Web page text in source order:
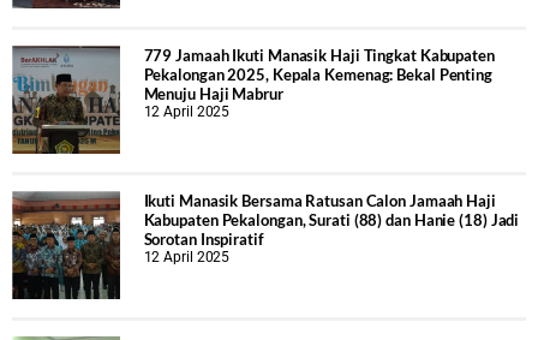
779 Jamaah Ikuti Manasik Haji Tingkat Kabupaten
Pekalongan 2025, Kepala Kemenag: Bekal Penting
Menuju Haji Mabrur
12 April 2025
Ikuti Manasik Bersama Ratusan Calon Jamaah Haji
Kabupaten Pekalongan, Surati (88) dan Hanie (18) Jadi
Sorotan Inspiratif
12 April 2025